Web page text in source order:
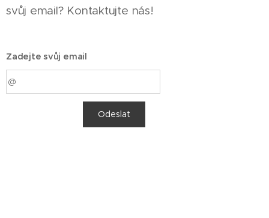
svůj email? Kontaktujte nás!
Zadejte svůj email
Odeslat